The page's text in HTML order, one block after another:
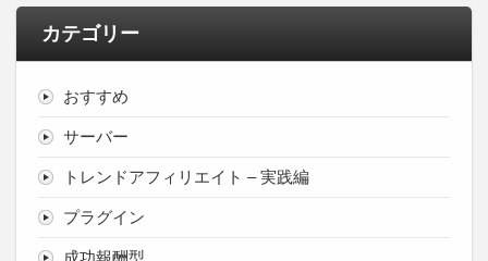
カテゴリー
おすすめ
サーバー
トレンドアフィリエイト – 実践編
プラグイン
成功報酬型